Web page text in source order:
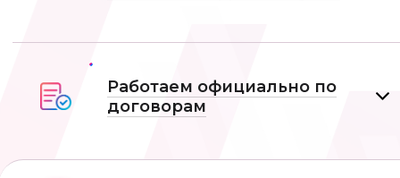
Работаем официально по
договорам